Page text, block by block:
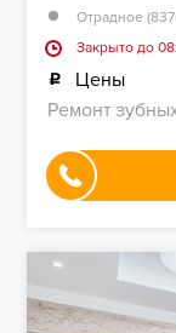
Отрадное
Закрыто до
Цены
Ремонт